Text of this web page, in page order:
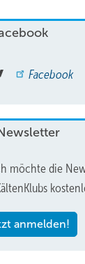
Facebook
möchte die
anmelden!